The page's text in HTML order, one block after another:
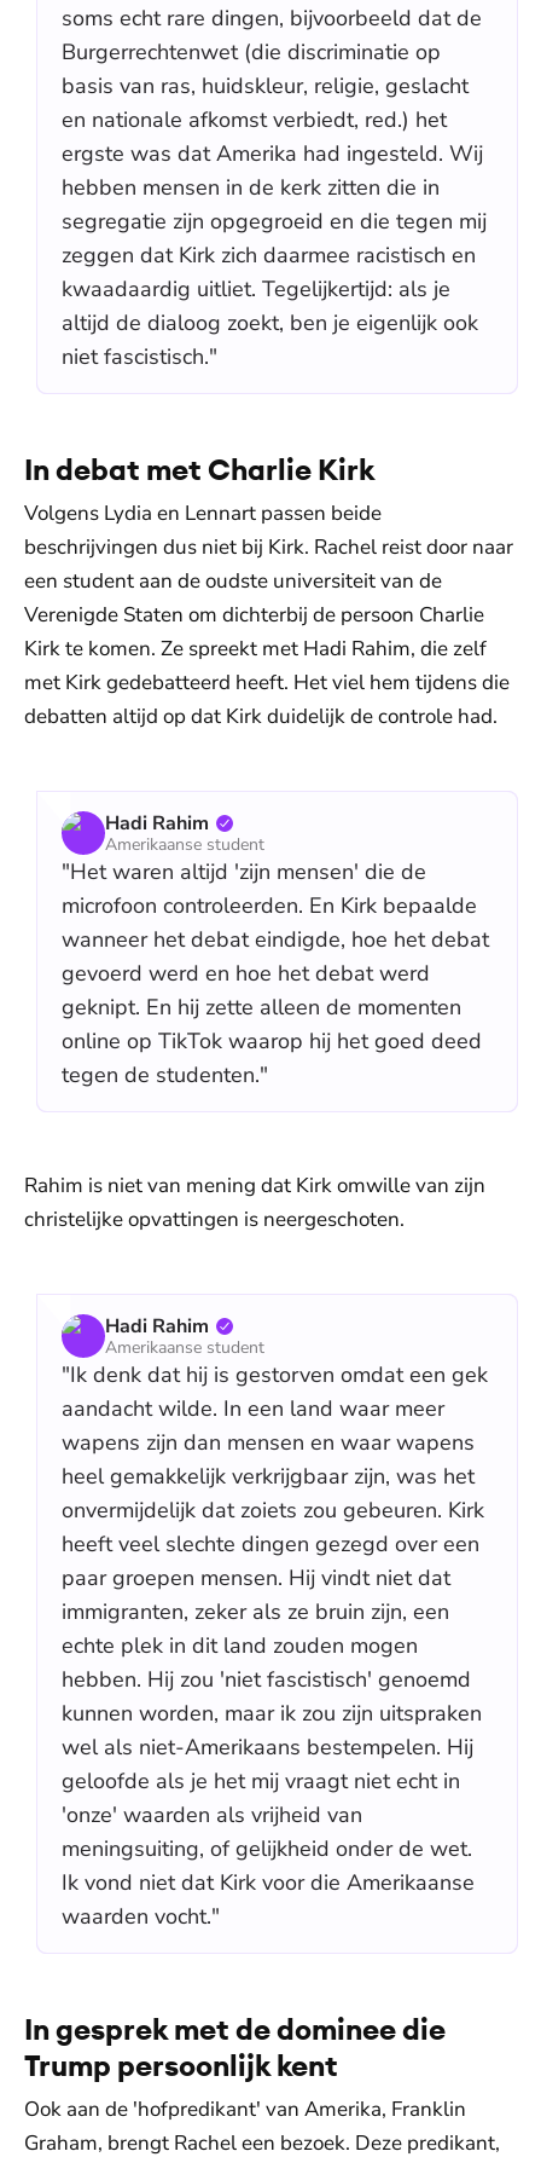
soms echt rare dingen, bijvoorbeeld dat de
Burgerrechtenwet (die discriminatie op
basis van ras, huidskleur, religie, geslacht
en nationale afkomst verbiedt, red.) het
ergste was dat Amerika had ingesteld. Wij
hebben mensen in de kerk zitten die in
segregatie zijn opgegroeid en die tegen mij
zeggen dat Kirk zich daarmee racistisch en
kwaadaardig uitliet. Tegelijkertijd: als je
altijd de dialoog zoekt, ben je eigenlijk ook
niet fascistisch."
In debat met Charlie Kirk
Volgens Lydia en Lennart passen beide
beschrijvingen dus niet bij Kirk. Rachel reist door naar
een student aan de oudste universiteit van de
Verenigde Staten om dichterbij de persoon Charlie
Kirk te komen. Ze spreekt met Hadi Rahim, die zelf
met Kirk gedebatteerd heeft. Het viel hem tijdens die
debatten altijd op dat Kirk duidelijk de controle had.
Hadi Rahim
Amerikaanse student
"Het waren altijd 'zijn mensen' die de
microfoon controleerden. En Kirk bepaalde
wanneer het debat eindigde, hoe het debat
gevoerd werd en hoe het debat werd
geknipt. En hij zette alleen de momenten
online op TikTok waarop hij het goed deed
tegen de studenten."
Rahim is niet van mening dat Kirk omwille van zijn
christelijke opvattingen is neergeschoten.
Hadi Rahim
Amerikaanse student
"Ik denk dat hij is gestorven omdat een gek
aandacht wilde. In een land waar meer
wapens zijn dan mensen en waar wapens
heel gemakkelijk verkrijgbaar zijn, was het
onvermijdelijk dat zoiets zou gebeuren. Kirk
heeft veel slechte dingen gezegd over een
paar groepen mensen. Hij vindt niet dat
immigranten, zeker als ze bruin zijn, een
echte plek in dit land zouden mogen
hebben. Hij zou 'niet fascistisch' genoemd
kunnen worden, maar ik zou zijn uitspraken
wel als niet-Amerikaans bestempelen. Hij
geloofde als je het mij vraagt niet echt in
'onze' waarden als vrijheid van
meningsuiting, of gelijkheid onder de wet.
Ik vond niet dat Kirk voor die Amerikaanse
waarden vocht."
In gesprek met de dominee die
Trump persoonlijk kent
Ook aan de 'hofpredikant' van Amerika, Franklin
Graham, brengt Rachel een bezoek. Deze predikant,